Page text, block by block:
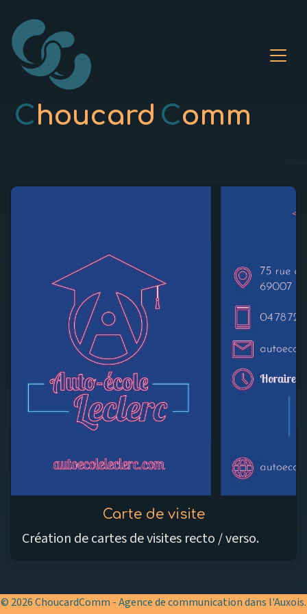
Choucard Comm
Carte de visite
Création de cartes de visites recto / verso.
© 2026 ChoucardComm - Agence de communication dans l'Auxois.